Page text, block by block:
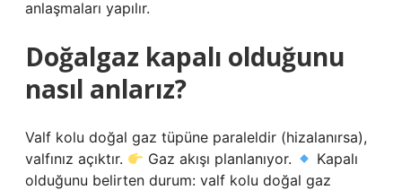
anlaşmaları yapılır.
Doğalgaz kapalı olduğunu
nasıl anlarız?
Valf kolu doğal gaz tüpüne paraleldir (hizalanırsa),
valfınız açıktır.
Gaz akışı planlanıyor.
Kapalı
olduğunu belirten durum: valf kolu doğal gaz